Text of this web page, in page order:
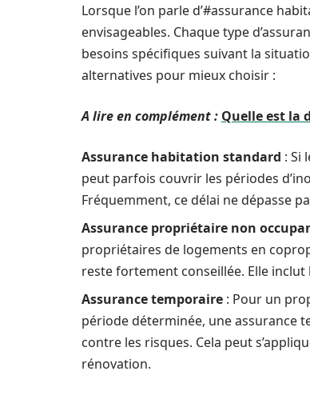
Lorsque l’on parle d’#assurance
envisageables. Chaque type
besoins spécifiques suivant la
alternatives pour mieux choisir :
A lire en complément : Quelle est la
Assurance habitation standard : Si
peut parfois couvrir les périodes
Fréquemment, ce délai ne dépasse
Assurance propriétaire non
propriétaires de logements en
reste fortement conseillée. Elle
Assurance temporaire : Pour un
période déterminée, une assurance
contre les risques. Cela peut
rénovation.